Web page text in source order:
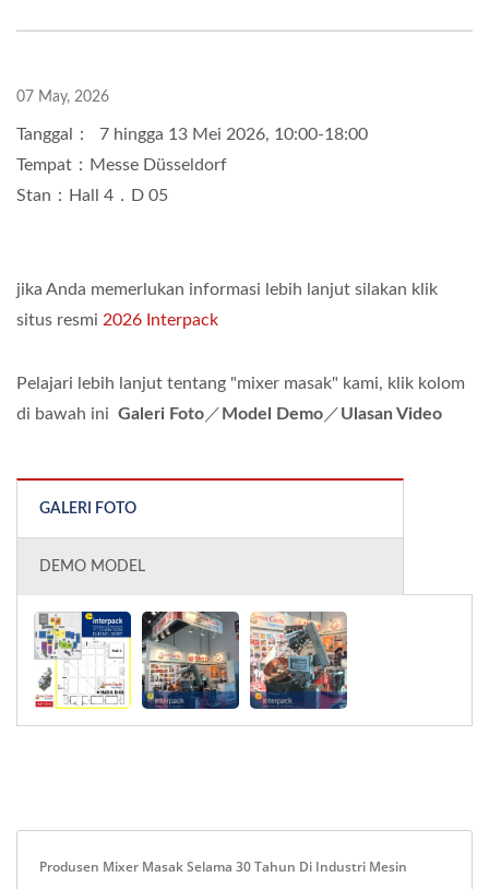
07 May, 2026
Tanggal： 7 hingga 13 Mei 2026, 10:00-18:00
Tempat：Messe Düsseldorf
Stan：Hall 4．D 05
jika Anda memerlukan informasi lebih lanjut silakan klik
situs resmi 2026 Interpack
Pelajari lebih lanjut tentang "mixer masak" kami, klik kolom
di bawah ini Galeri Foto ／ Model Demo ／Ulasan Video
GALERI FOTO
DEMO MODEL
Produsen Mixer Masak Selama 30 Tahun Di Industri Mesin